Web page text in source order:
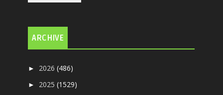
ARCHIVE
► 2026(486)
► 2025(1529)